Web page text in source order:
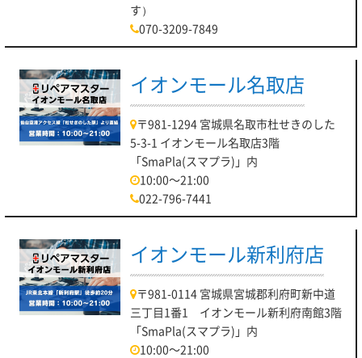
す）
070-3209-7849
イオンモール名取店
〒981-1294 宮城県名取市杜せきのした
5-3-1 イオンモール名取店3階
「SmaPla(スマプラ)」内
10:00～21:00
022-796-7441
イオンモール新利府店
〒981-0114 宮城県宮城郡利府町新中道
三丁目1番1 イオンモール新利府南館3階
「SmaPla(スマプラ)」内
10:00～21:00